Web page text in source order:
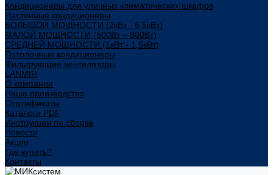
Кондиционеры для уличных климатических шкафов
Настенные кондиционеры
БОЛЬШОЙ МОЩНОСТИ (2кВт - 6,5кВт)
МАЛОЙ МОЩНОСТИ (500Вт – 800Вт)
СРЕДНЕЙ МОЩНОСТИ (1кВт - 1,5кВт)
Потолочные кондиционеры
Фильтрующие вентиляторы
LANMIR
О компании
Наше производство
Сертификаты
Каталоги PDF
Инструкции по сборке
Новости
Акции
Где купить?
Контакты